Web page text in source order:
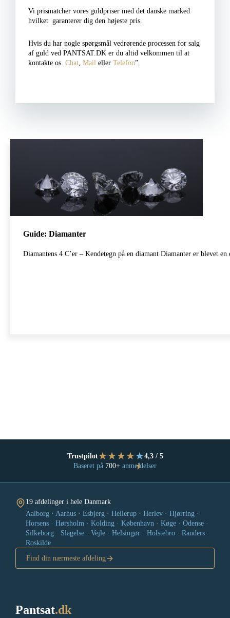
Vi prismatcher vores guldpriser med det danske marked
hvilket garanterer dig den højeste pris.
Hvis du har nogle spørgsmål vedrørende processen for salg
af guld ved PANTSAT.DK er du altid velkommen til at
kontakte os. Chat, Mail eller Telefon”.
Guide: Diamanter
Diamantens 4 C’er – Kendetegn på en diamant Diamanter er blevet
Trustpilot★★★★★
★
4,3 / 5
Baseret på 700+ anmeldelser
19 afdelinger i hele Danmark
Aalborg · Aarhus · Esbjerg · Hellerup · Herlev · Hjørring ·
Horsens · Hørsholm · Kolding · København · Køge · Odense ·
Silkeborg · Slagelse · Vejle · Helsingør · Holstebro · Randers ·
Roskilde
Find din nærmeste afdeling
Pantsat.dk